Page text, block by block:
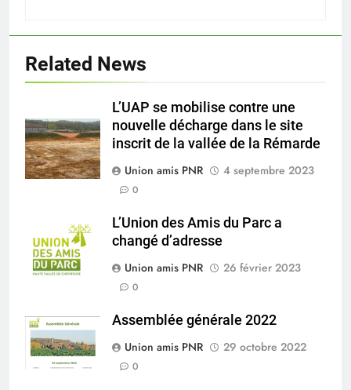
Related News
L’UAP se mobilise contre une
nouvelle décharge dans le site
inscrit de la vallée de la Rémarde
Union amis PNR
4 septembre 2023
0
L’Union des Amis du Parc a
changé d’adresse
Union amis PNR
26 février 2023
0
Assemblée générale 2022
Union amis PNR
29 octobre 2022
0